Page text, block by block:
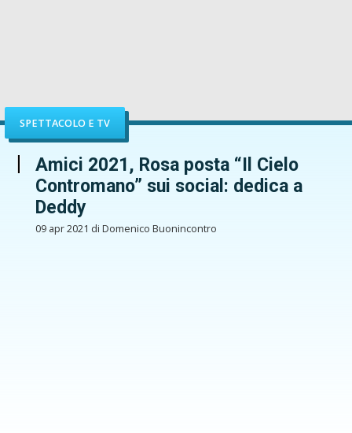
SPETTACOLO E TV
Amici 2021, Rosa posta “Il Cielo
Contromano” sui social: dedica a
Deddy
09 apr 2021 di Domenico Buonincontro